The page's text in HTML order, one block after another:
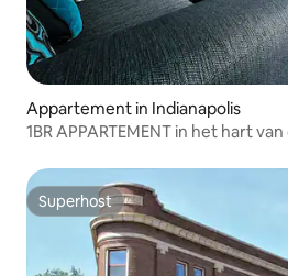
Appartement in Indianapolis
1BR APPARTEMENT in het hart
Superhost
Superhost